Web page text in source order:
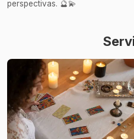
perspectivas. 🔮💫